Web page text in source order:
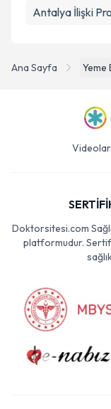
Ana Sayfa Yeme
Antalya İlişki
Videolar
Doktorsitesi.com
platformudur.